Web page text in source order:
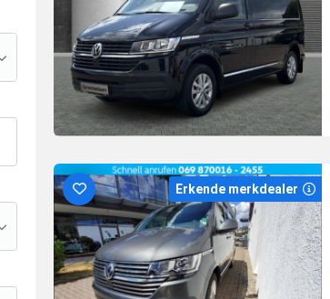
Erkende merkdealer